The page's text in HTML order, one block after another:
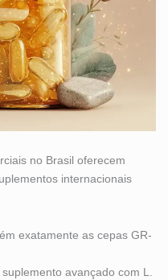
no Brasil oferecem
internacionais
exatamente as cepas GR-
suplemento avançado com L.